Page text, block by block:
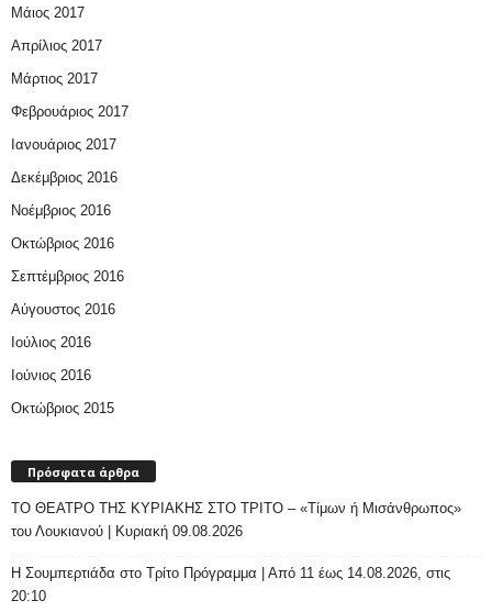
Μάιος 2017
Απρίλιος 2017
Μάρτιος 2017
Φεβρουάριος 2017
Ιανουάριος 2017
Δεκέμβριος 2016
Νοέμβριος 2016
Οκτώβριος 2016
Σεπτέμβριος 2016
Αύγουστος 2016
Ιούλιος 2016
Ιούνιος 2016
Οκτώβριος 2015
Πρόσφατα άρθρα
ΤΟ ΘΕΑΤΡΟ ΤΗΣ ΚΥΡΙΑΚΗΣ ΣΤΟ ΤΡΙΤΟ – «Τίμων ή Μισάνθρωπος»
του Λουκιανού | Κυριακή 09.08.2026
H Σουμπερτιάδα στο Τρίτο Πρόγραμμα | Από 11 έως 14.08.2026, στις
20:10